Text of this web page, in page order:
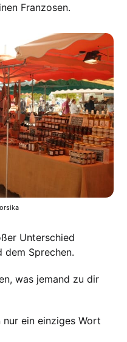
Franzosen.
Unterschied
dem Sprechen.
was jemand zu dir
ein einziges Wort